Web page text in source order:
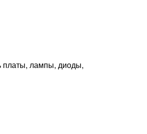
платы, лампы, диоды,